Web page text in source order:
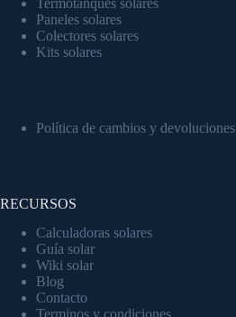
Paneles solares
Colectores solares
Kits solares
Política de cambios y devoluciones
RECURSOS
Calculadoras solares
Guía solar
Wiki solar
Blog
Contacto